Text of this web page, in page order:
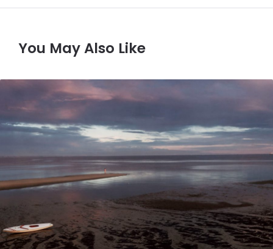
You May Also Like